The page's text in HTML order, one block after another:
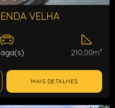
VELHA
210,00m²
MAIS DETALHES